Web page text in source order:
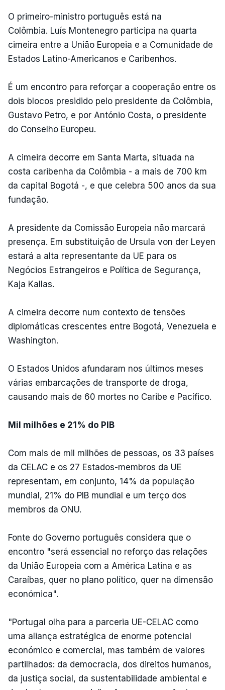
O primeiro-ministro português está na
Colômbia. Luís Montenegro participa na quarta
cimeira entre a União Europeia e a Comunidade de
Estados Latino-Americanos e Caribenhos.
É um encontro para reforçar a cooperação entre os
dois blocos presidido pelo presidente da Colômbia,
Gustavo Petro, e por António Costa, o presidente
do Conselho Europeu.
A cimeira decorre em Santa Marta, situada na
costa caribenha da Colômbia - a mais de 700 km
da capital Bogotá -, e que celebra 500 anos da sua
fundação.
A presidente da Comissão Europeia não marcará
presença. Em substituição de Ursula von der Leyen
estará a alta representante da UE para os
Negócios Estrangeiros e Política de Segurança,
Kaja Kallas.
A cimeira decorre num contexto de tensões
diplomáticas crescentes entre Bogotá, Venezuela e
Washington.
O Estados Unidos afundaram nos últimos meses
várias embarcações de transporte de droga,
causando mais de 60 mortes no Caribe e Pacífico.
Mil milhões e 21% do PIB
Com mais de mil milhões de pessoas, os 33 países
da CELAC e os 27 Estados-membros da UE
representam, em conjunto, 14% da população
mundial, 21% do PIB mundial e um terço dos
membros da ONU.
Fonte do Governo português considera que o
encontro "será essencial no reforço das relações
da União Europeia com a América Latina e as
Caraíbas, quer no plano político, quer na dimensão
económica".
"Portugal olha para a parceria UE-CELAC como
uma aliança estratégica de enorme potencial
económico e comercial, mas também de valores
partilhados: da democracia, dos direitos humanos,
da justiça social, da sustentabilidade ambiental e